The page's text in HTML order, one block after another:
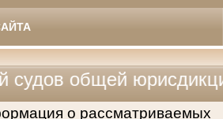
юрисдикции,
о рассматриваемых